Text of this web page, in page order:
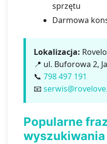
sprzętu
Darmowa
Lokalizacja:
📍 ul. Buforowa 2,
📞 798 497 191
📧
Popularne
wyszukiwania